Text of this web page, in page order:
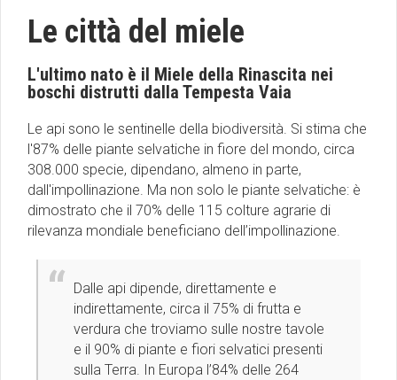
Le città del miele
L'ultimo nato è il Miele della Rinascita nei
boschi distrutti dalla Tempesta Vaia
Le api sono le sentinelle della biodiversità. Si stima che
l'87% delle piante selvatiche in fiore del mondo, circa
308.000 specie, dipendano, almeno in parte,
dall'impollinazione. Ma non solo le piante selvatiche: è
dimostrato che il 70% delle 115 colture agrarie di
rilevanza mondiale beneficiano dell’impollinazione.
Dalle api dipende, direttamente e
indirettamente, circa il 75% di frutta e
verdura che troviamo sulle nostre tavole
e il 90% di piante e fiori selvatici presenti
sulla Terra. In Europa l’84% delle 264